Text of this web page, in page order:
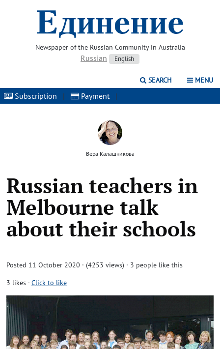
Newspaper of the Russian Community in Australia
Russian English
SEARCH MENU
Subscription | Payment |
Вера Калашникова
Russian teachers in
Melbourne talk
about their schools
Posted 11 October 2020 · (4253 views) · 3 people like this
3 likes-Click to like